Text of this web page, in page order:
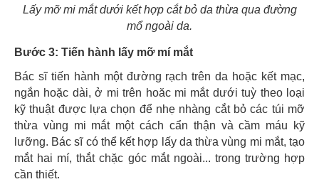
Lấy mỡ mi mắt dưới kết hợp cắt bỏ da thừa qua đường
mổ ngoài da.
Bước 3: Tiến hành lấy mỡ mí mắt
Bác sĩ tiến hành một đường rạch trên da hoặc kết mạc,
ngắn hoặc dài, ở mi trên hoăc mi mắt dưới tuỳ theo loại
kỹ thuật được lựa chọn để nhẹ nhàng cắt bỏ các túi mỡ
thừa vùng mi mắt một cách cẩn thận và cầm máu kỹ
lưỡng. Bác sĩ có thể kết hợp lấy da thừa vùng mi mắt, tạo
mắt hai mí, thắt chặc góc mắt ngoài... trong trường hợp
cần thiết.